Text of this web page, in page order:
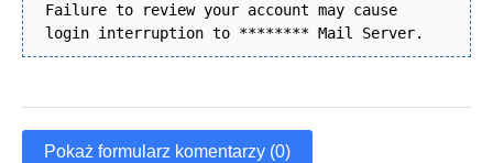
Failure to review your account may cause
login interruption to ******** Mail Server.
Pokaż formularz komentarzy (0)